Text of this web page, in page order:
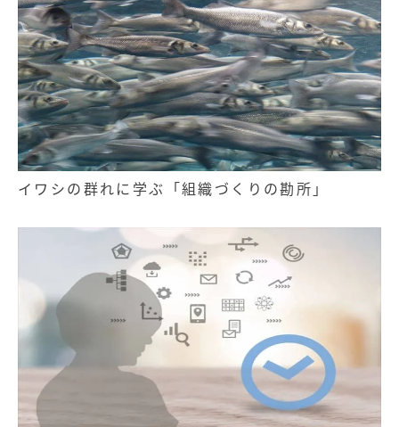
イワシの群れに学ぶ「組織づくりの勘所」